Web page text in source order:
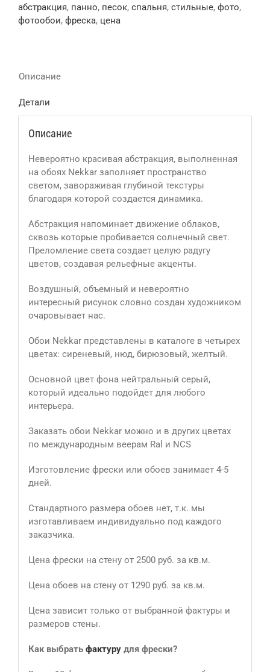
абстракция, панно, песок, спальня, стильные, фото,
фотообои, фреска, цена
Описание
Детали
Описание
Невероятно красивая абстракция, выполненная
на обоях Nekkar заполняет пространство
светом, завораживая глубиной текстуры
благодаря которой создается динамика.
Абстракция напоминает движение облаков,
сквозь которые пробивается солнечный свет.
Преломление света создает целую радугу
цветов, создавая рельефные акценты.
Воздушный, объемный и невероятно
интересный рисунок словно создан художником
очаровывает нас.
Обои Nekkar представлены в каталоге в четырех
цветах: сиреневый, нюд, бирюзовый, желтый.
Основной цвет фона нейтральный серый,
который идеально подойдет для любого
интерьера.
Заказать обои Nekkar можно и в других цветах
по международным веерам Ral и NCS
Изготовление фрески или обоев занимает 4-5
дней.
Стандартного размера обоев нет, т.к. мы
изготавливаем индивидуально под каждого
заказчика.
Цена фрески на стену от 2500 руб. за кв.м.
Цена обоев на стену от 1290 руб. за кв.м.
Цена зависит только от выбранной фактуры и
размеров стены.
Как выбрать фактурудля фрески?